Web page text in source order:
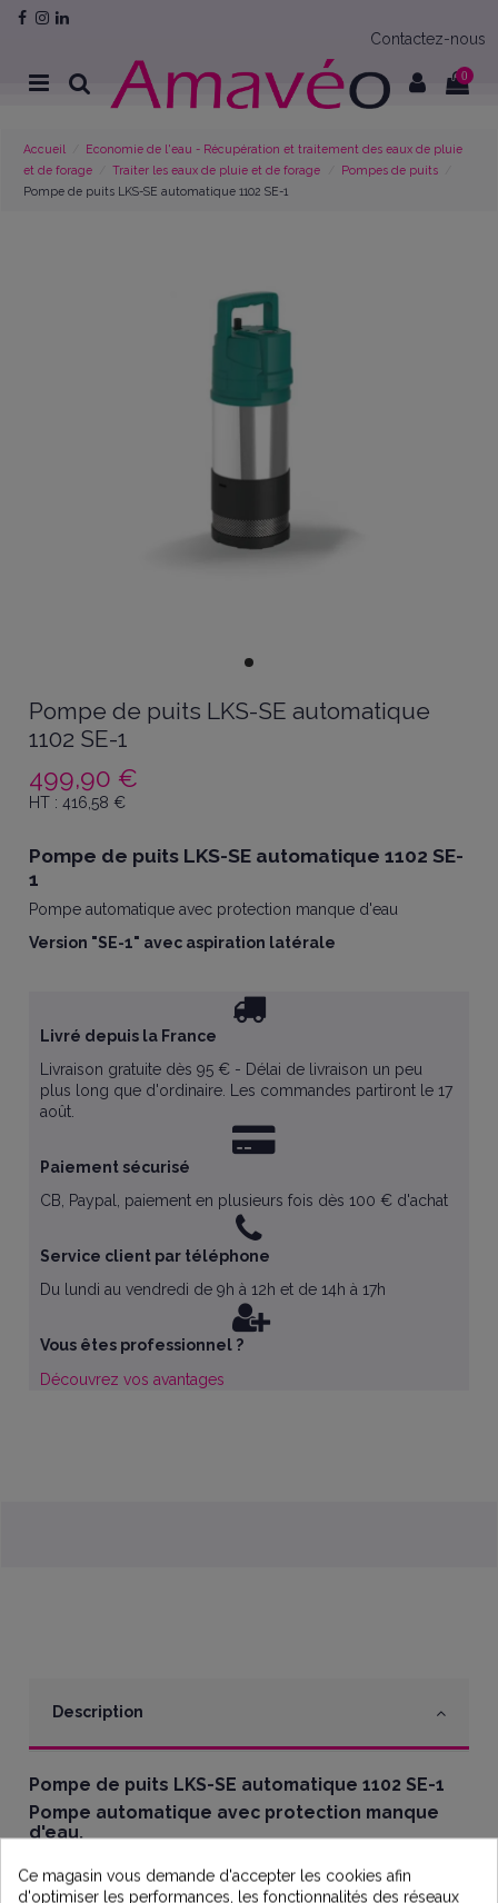
Contactez-nous
0
Accueil
Economie de l'eau - Récupération et traitement des eaux de pluie
et de forage
Traiter les eaux de pluie et de forage
Pompes de puits
Pompe de puits LKS-SE automatique 1102 SE-1
Pompe de puits LKS-SE automatique
1102 SE-1
499,90 €
HT : 416,58€
Pompe de puits LKS-SE automatique 1102 SE-
1
Pompe automatique avec protection manque d'eau
Version "SE-1" avec aspiration latérale
Livré depuis la France
Livraison gratuite dès 95 € - Délai de livraison un peu
plus long que d'ordinaire. Les commandes partiront le 17
août.
Paiement sécurisé
CB, Paypal, paiement en plusieurs fois dès 100 € d'achat
Service client par téléphone
Du lundi au vendredi de 9h à 12h et de 14h à 17h
Vous êtes professionnel ?
Découvrez vos avantages
Description
Pompe de puits LKS-SE automatique 1102 SE-1
Pompe automatique avec protection manque
d'eau.
kit aspiration).
Ce magasin vous demande d'accepter les cookies afin
d'optimiser les performances, les fonctionnalités des réseaux